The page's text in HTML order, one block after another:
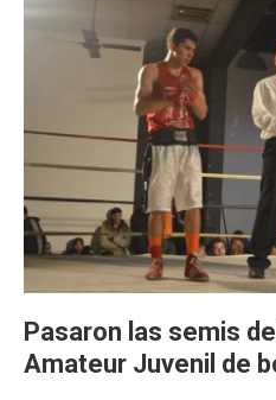
Pasaron las semis
Amateur Juvenil de